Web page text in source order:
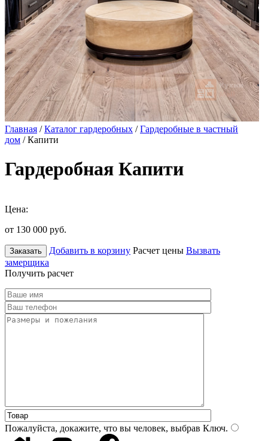
Главная /Каталог гардеробных /Гардеробные в частный
дом / Капити
Гардеробная Капити
Цена:
от 130 000 руб.
Заказать Добавить в корзину Расчет цены Вызвать
замерщика
Получить расчет
Пожалуйста, докажите, что вы человек, выбрав Ключ.